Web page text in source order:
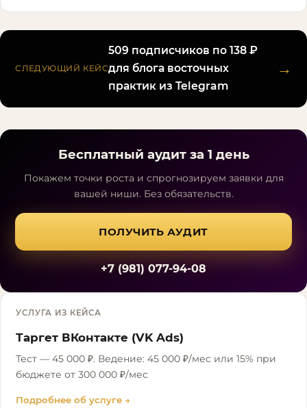
СЛЕДУЮЩИЙ КЕЙС
509 подписчиков по 138 ₽
для блога восточных
практик из Telegram
→
Бесплатный аудит за 1 день
Покажем точки роста и спрогнозируем заявки для
вашей ниши. Без обязательств.
ПОЛУЧИТЬ АУДИТ
+7 (981) 077-94-08
УСЛУГА ИЗ КЕЙСА
Таргет ВКонтакте (VK Ads)
Тест — 45 000 ₽. Ведение: 45 000 ₽/мес или 15% при
бюджете от 300 000 ₽/мес
Подробнее об услуге →